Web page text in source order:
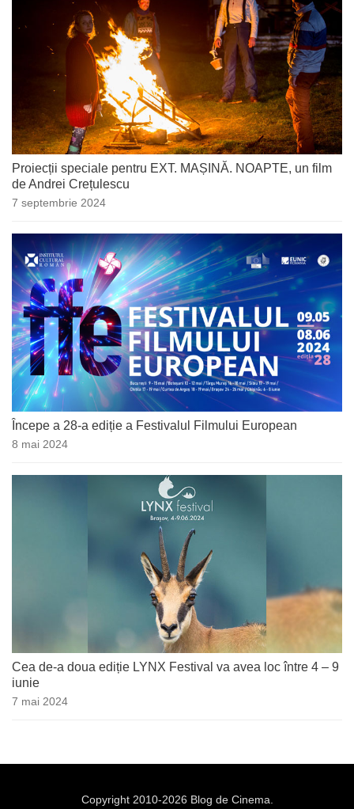
Proiecții speciale pentru EXT. MAȘINĂ. NOAPTE, un film
de Andrei Crețulescu
7 septembrie 2024
Începe a 28-a ediție a Festivalul Filmului European
8 mai 2024
Cea de-a doua ediție LYNX Festival va avea loc între 4 – 9
iunie
7 mai 2024
Copyright 2010-2026 Blog de Cinema.